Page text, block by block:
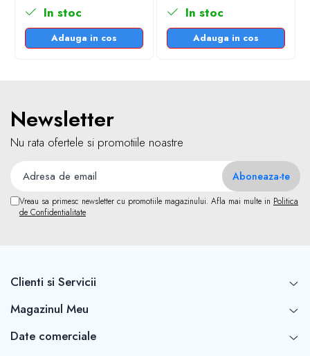
In stoc
Adauga in cos
In stoc
Adauga in cos
Newsletter
Nu rata ofertele si promotiile noastre
Vreau sa primesc newsletter cu promotiile magazinului. Afla mai multe in Politica
de Confidentialitate
Clienti si Servicii
Magazinul Meu
Date comerciale